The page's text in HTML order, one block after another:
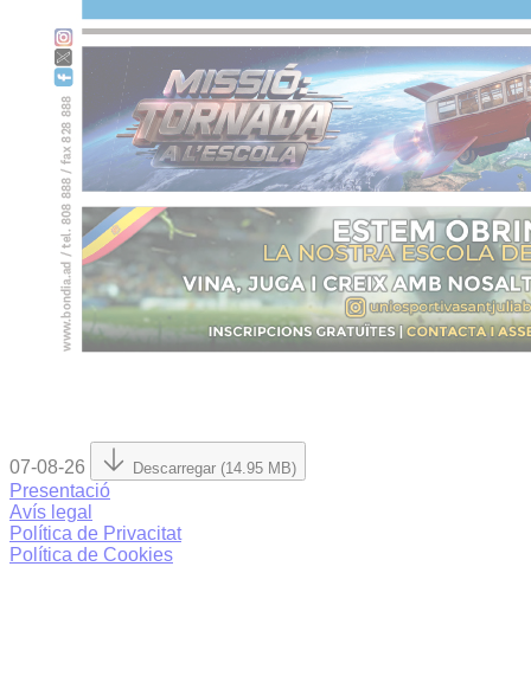
07-08-26 Descarregar (14.95 MB)
Presentació
Avís legal
Política de Privacitat
Política de Cookies